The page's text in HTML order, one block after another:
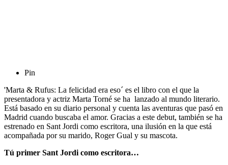
Pin
'Marta & Rufus: La felicidad era eso´ es el libro con el que la
presentadora y actriz Marta Torné se ha lanzado al mundo literario.
Está basado en su diario personal y cuenta las aventuras que pasó en
Madrid cuando buscaba el amor. Gracias a este debut, también se ha
estrenado en Sant Jordi como escritora, una ilusión en la que está
acompañada por su marido, Roger Gual y su mascota.
Tú primer Sant Jordi como escritora…